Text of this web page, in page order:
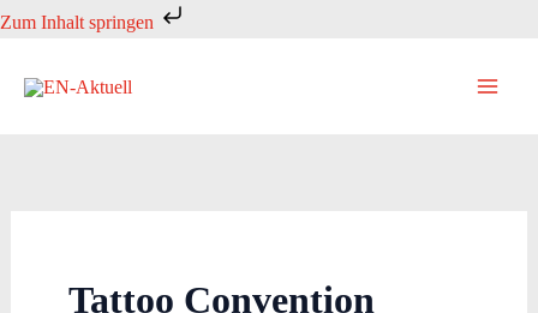
Zum Inhalt springen
Zum
springen
Tattoo Convention